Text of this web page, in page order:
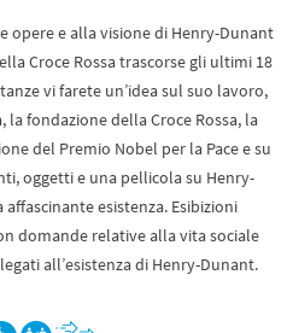
opere e alla visione di Henry-Dunant
Croce Rossa trascorse gli ultimi 18
vi farete un’idea sul suo lavoro,
fondazione della Croce Rossa, la
del Premio Nobel per la Pace e su
oggetti e una pellicola su Henry-
esistenza. Esibizioni
domande relative alla vita sociale
all’esistenza di Henry-Dunant.